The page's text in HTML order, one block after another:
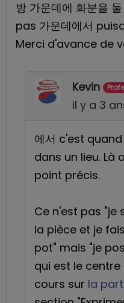
방 가운데에 화분을
pas 가운데에서
Merci d'avance de
Kevin
il y a 3
에서 c'est
dans un lieu. Là
point précis.
Ce n'est pas "je
la pièce et je
pot" mais "je
qui est le centre
cours sur la